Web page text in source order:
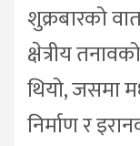
शुक्रबारको
क्षेत्रीय
थियो, जसमा
निर्माण र